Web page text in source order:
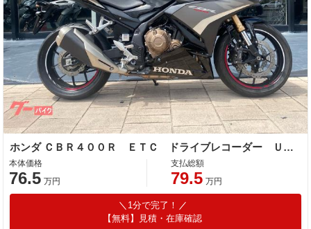
ホンダ ＣＢＲ４００Ｒ ＥＴＣ ドライブレコーダー ＵＳＢ アシスト＆スリッパークラッチ ラジアルマウントキャリパー
本体価格
76.5 万円
支払総額
79.5 万円
1分で完了！
【無料】見積・在庫確認